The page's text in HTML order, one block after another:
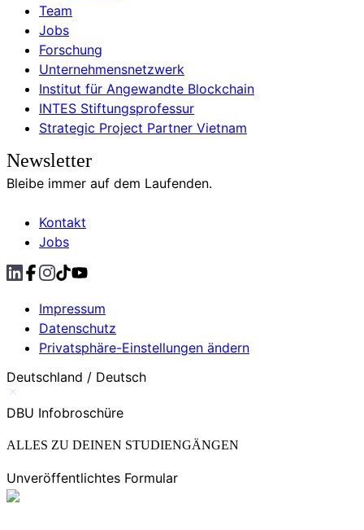
Team
Jobs
Forschung
Unternehmensnetzwerk
Institut für Angewandte Blockchain
INTES Stiftungsprofessur
Strategic Project Partner Vietnam
Newsletter
Bleibe immer auf dem Laufenden.
Kontakt
Jobs
Impressum
Datenschutz
Privatsphäre-Einstellungen ändern
Deutschland / Deutsch
DBU Infobroschüre
ALLES ZU DEINEN STUDIENGÄNGEN
Unveröffentlichtes Formular